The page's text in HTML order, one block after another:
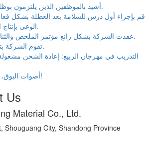
أشيد بالموظفين الذين يلتزمون بوظائفهم خلال عيد الربيع.
قم بإجراء أول درس للسلامة بعد العطلة بشكل
الوعي بإنتاج السلامة بشكل صارم.
عقدت الشركة بشكل رائع مؤتمر الملخص والثناء السنوي لعام 2023.
تقوم الشركة بتوزيع فوائد عيد الربيع.
التدريب في مهرجان الربيع: إعادة الشحن مشغولة
أصوات البوق، والمحاربون يتقدمون!
Us
Material Co., Ltd.
Shouguang City, Shandong Province